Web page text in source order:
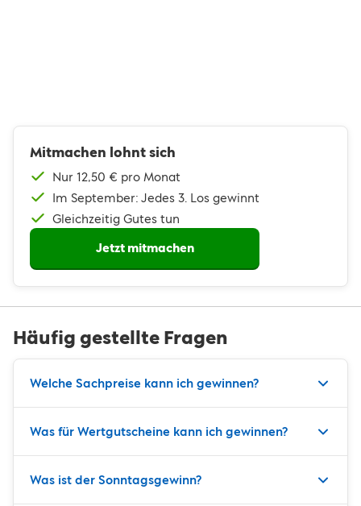
Mitmachen lohnt sich
Nur 12,50 € pro Monat
Im September: Jedes 3. Los gewinnt
Gleichzeitig Gutes tun
Jetzt mitmachen
Häufig gestellte Fragen
Welche Sachpreise kann ich gewinnen?
Was für Wertgutscheine kann ich gewinnen?
Was ist der Sonntagsgewinn?